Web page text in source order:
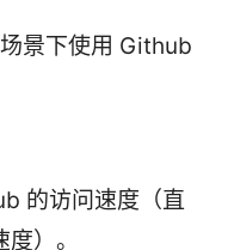
景下使用 Github
的访问速度（直
）。